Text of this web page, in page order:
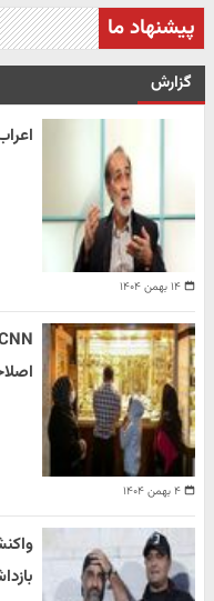
پیشنهاد ما
گزارش
۱۴ بهمن ۱۴۰۴
۴ بهمن ۱۴۰۴